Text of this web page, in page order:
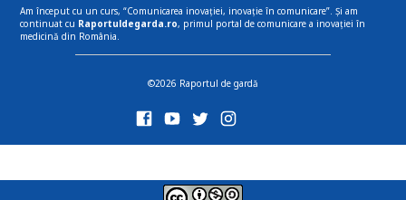
Am început cu un curs, “Comunicarea inovației, inovație în comunicare”. Și am
continuat cu Raportuldegarda.ro, primul portal de comunicare a inovației în
medicină din România.
©2026 Raportul de gardă